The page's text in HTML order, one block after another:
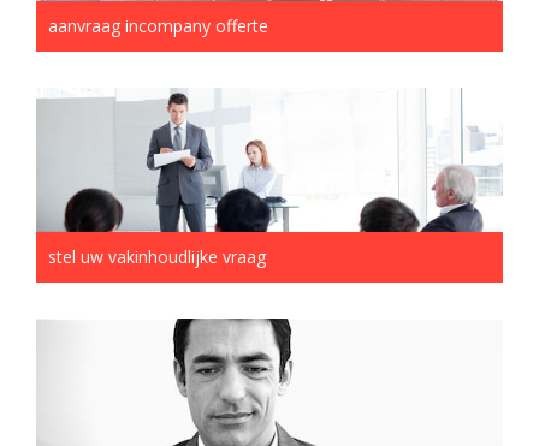
aanvraag incompany offerte
stel uw vakinhoudlijke vraag